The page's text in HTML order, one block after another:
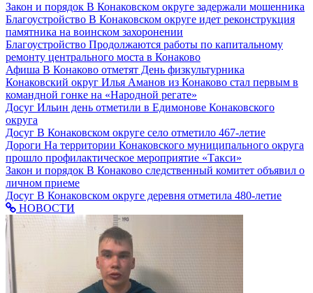
Закон и порядок В Конаковском округе задержали мошенника
Благоустройство В Конаковском округе идет реконструкция
памятника на воинском захоронении
Благоустройство Продолжаются работы по капитальному
ремонту центрального моста в Конаково
Афиша В Конаково отметят День физкультурника
Конаковский округ Илья Аманов из Конаково стал первым в
командной гонке на «Народной регате»
Досуг Ильин день отметили в Едимонове Конаковского
округа
Досуг В Конаковском округе село отметило 467-летие
Дороги На территории Конаковского муниципального округа
прошло профилактическое мероприятие «Такси»
Закон и порядок В Конаково следственный комитет объявил о
личном приеме
Досуг В Конаковском округе деревня отметила 480-летие
НОВОСТИ